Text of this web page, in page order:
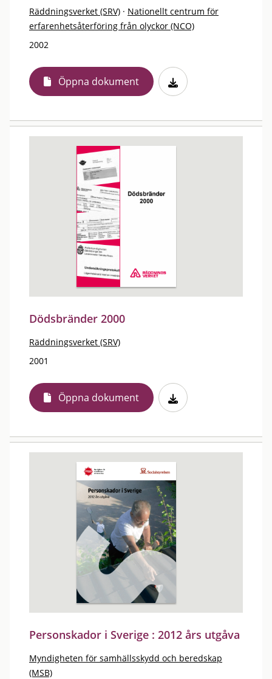
Räddningsverket (SRV) · Nationellt centrum för
erfarenhetsåterföring från olyckor (NCO)
2002
Öppna dokument
Dödsbränder 2000
Räddningsverket (SRV)
2001
Öppna dokument
Personskador i Sverige : 2012 års utgåva
Myndigheten för samhällsskydd och beredskap
(MSB)